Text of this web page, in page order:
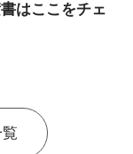
はここをチェ